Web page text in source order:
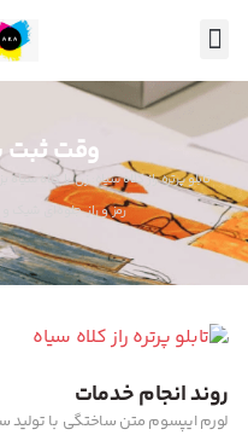
وقت
تابلو پرتره راز کلاه سیاه: زن با کلاه
رمز و راز. جلوه‌ای شیک
روند انجام خدمات
لورم ایپسوم متن ساختگی با تولید